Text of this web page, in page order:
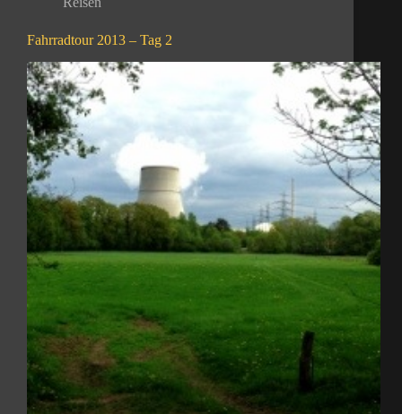
Fahrradtour 2013 – Tag 2